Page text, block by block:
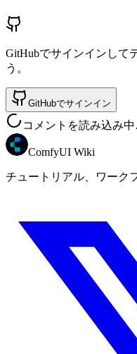
GitHubでサインインして
う。
GitHubでサインイン
コメントを読み込み
ComfyUI Wiki
チュートリアル、ワーク